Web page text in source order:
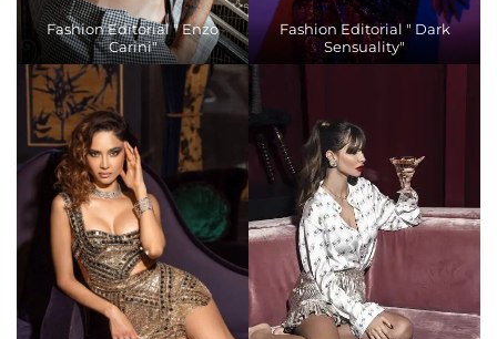
Fashion Editorial " Enzo
Carini"
Fashion Editorial " Dark
Sensuality"